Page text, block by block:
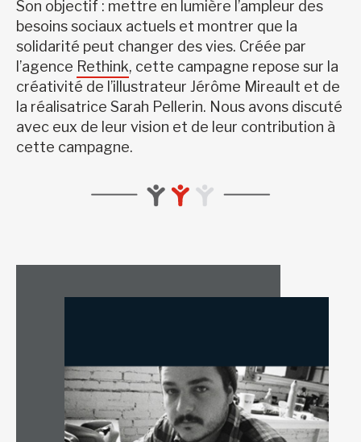
Son objectif : mettre en lumière l’ampleur des
besoins sociaux actuels et montrer que la
solidarité peut changer des vies. Créée par
l’agence Rethink, cette campagne repose sur la
créativité de l’illustrateur Jérôme Mireault et de
la réalisatrice Sarah Pellerin. Nous avons discuté
avec eux de leur vision et de leur contribution à
cette campagne.